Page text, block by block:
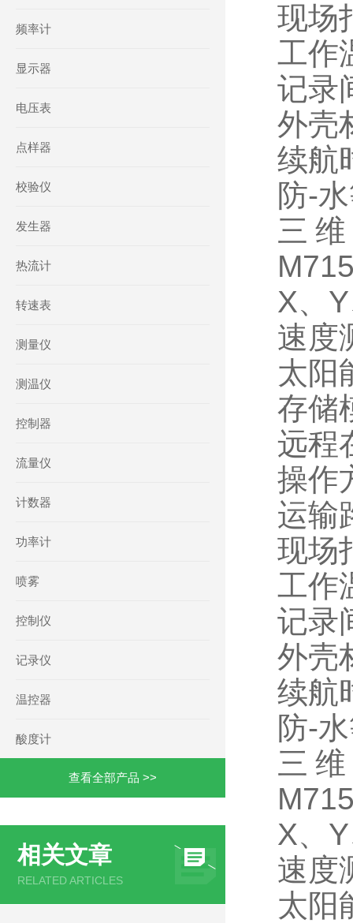
频率计
显示器
电压表
点样器
校验仪
发生器
热流计
转速表
测量仪
测温仪
控制器
流量仪
计数器
功率计
喷雾
控制仪
记录仪
温控器
酸度计
查看全部产品 >>
相关文章
RELATED ARTICLES
现场
工作
记录
外壳
续航
防-
三
X、
速度
太阳
存储
远程
操作
运输
现场
工作
记录
外壳
续航
防-
三
X、
速度
太阳